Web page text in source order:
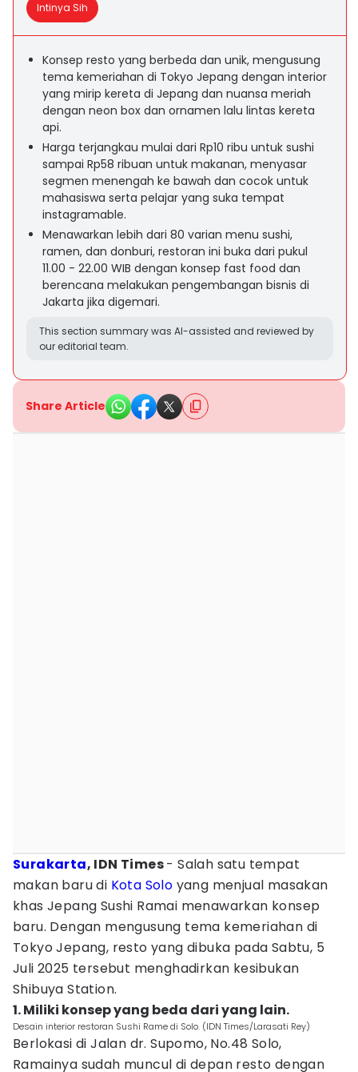
Intinya Sih
Konsep resto yang berbeda dan unik, mengusung
tema kemeriahan di Tokyo Jepang dengan interior
yang mirip kereta di Jepang dan nuansa meriah
dengan neon box dan ornamen lalu lintas kereta
api.
Harga terjangkau mulai dari Rp10 ribu untuk sushi
sampai Rp58 ribuan untuk makanan, menyasar
segmen menengah ke bawah dan cocok untuk
mahasiswa serta pelajar yang suka tempat
instagramable.
Menawarkan lebih dari 80 varian menu sushi,
ramen, dan donburi, restoran ini buka dari pukul
11.00 - 22.00 WIB dengan konsep fast food dan
berencana melakukan pengembangan bisnis di
Jakarta jika digemari.
This section summary was AI-assisted and reviewed by
our editorial team.
Share Article
Surakarta, IDN Times- Salah satu tempat
makan baru di Kota Solo yang menjual masakan
khas Jepang Sushi Ramai menawarkan konsep
baru. Dengan mengusung tema kemeriahan di
Tokyo Jepang, resto yang dibuka pada Sabtu, 5
Juli 2025 tersebut menghadirkan kesibukan
Shibuya Station.
1. Miliki konsep yang beda dari yang lain.
Desain interior restoran Sushi Rame di Solo. (IDN Times/Larasati Rey)
Berlokasi di Jalan dr. Supomo, No.48 Solo,
Ramainya sudah muncul di depan resto dengan